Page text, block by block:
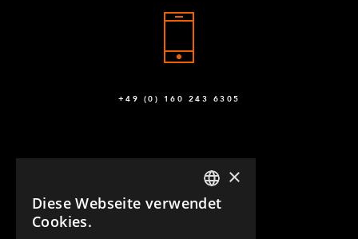
+49 (0) 160 243 6305
ENGLISH
×
Diese Webseite verwendet
Cookies.